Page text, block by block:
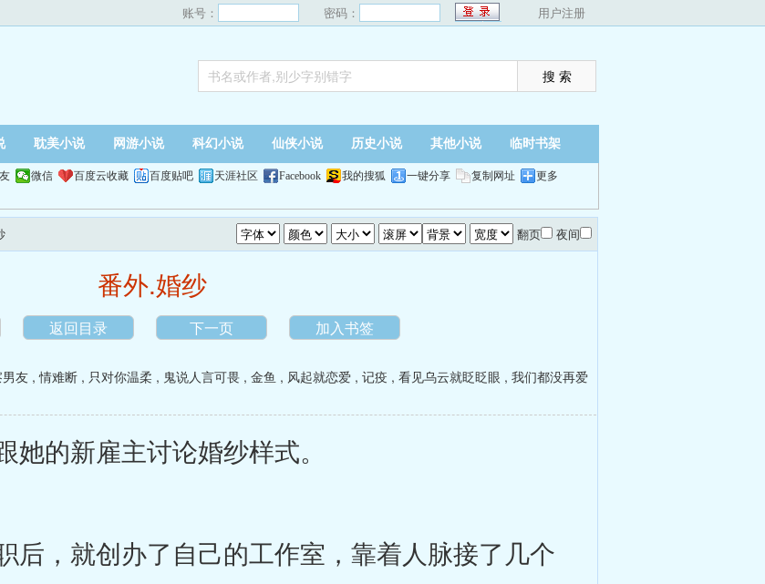
账号： 密码： 用户注册
耽美小说 网游小说 科幻小说 仙侠小说 历史小说 其他小说 临时书架
微信 百度云收藏 百度贴吧 天涯社区 Facebook 我的搜狐 一键分享 复制网址 更多
翻页 夜间
番外.婚纱
返回目录 下一页 加入书签
友 ,情难断 , 只对你温柔 , 鬼说人言可畏 , 金鱼 , 风起就恋爱 , 记疫 , 看见乌云就眨眨眼 , 我们都没再爱
的新雇主讨论婚纱样式。
，就创办了自己的工作室，靠着人脉接了几个